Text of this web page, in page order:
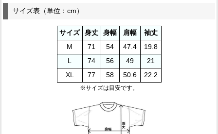
サイズ表（単位：cm）
サイズ 身丈 身幅 肩幅
袖丈
M
71 54 47.4
19.8
L
74 56 49
21
XL
77 58 50.6 22.2
※サイズは目安です。